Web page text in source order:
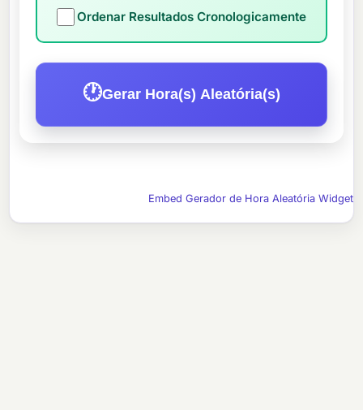
Ordenar Resultados Cronologicamente
🕐Gerar Hora(s) Aleatória(s)
Embed Gerador de Hora Aleatória Widget